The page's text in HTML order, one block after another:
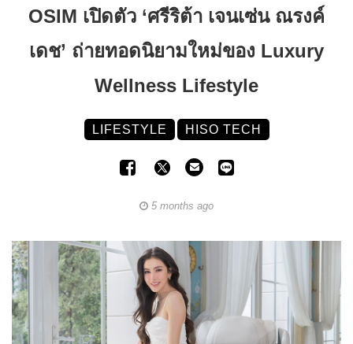
OSIM เปิดตัว ‘ศรีริต้า เจนเซ่น ณรงค์
เดช’ ถ่ายทอดนิยามใหม่ของ Luxury
Wellness Lifestyle
LIFESTYLE HISO TECH
5 months ago